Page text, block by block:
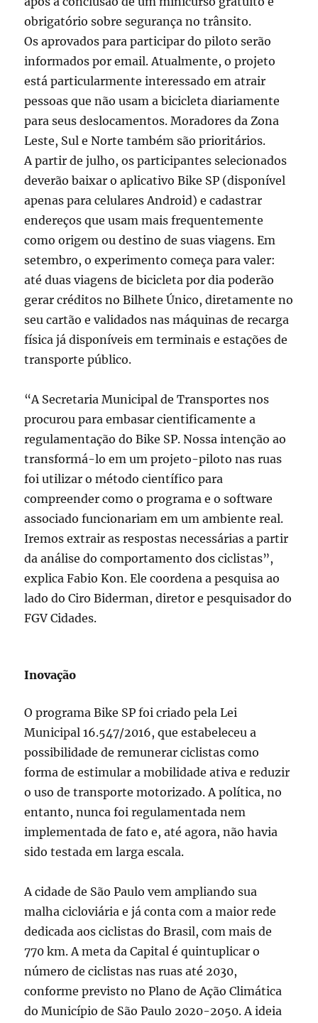
obrigatório sobre segurança no trânsito.
Os aprovados para participar do piloto serão
informados por email. Atualmente, o projeto
está particularmente interessado em atrair
pessoas que não usam a bicicleta diariamente
para seus deslocamentos. Moradores da Zona
Leste, Sul e Norte também são prioritários.
A partir de julho, os participantes selecionados
deverão baixar o aplicativo Bike SP (disponível
apenas para celulares Android) e cadastrar
endereços que usam mais frequentemente
como origem ou destino de suas viagens. Em
setembro, o experimento começa para valer:
até duas viagens de bicicleta por dia poderão
gerar créditos no Bilhete Único, diretamente no
seu cartão e validados nas máquinas de recarga
física já disponíveis em terminais e estações de
transporte público.
“A Secretaria Municipal de Transportes nos
procurou para embasar cientificamente a
regulamentação do Bike SP. Nossa intenção ao
transformá-lo em um projeto-piloto nas ruas
foi utilizar o método científico para
compreender como o programa e o software
associado funcionariam em um ambiente real.
Iremos extrair as respostas necessárias a partir
da análise do comportamento dos ciclistas”,
explica Fabio Kon. Ele coordena a pesquisa ao
lado do Ciro Biderman, diretor e pesquisador do
FGV Cidades.
Inovação
O programa Bike SP foi criado pela Lei
Municipal 16.547/2016, que estabeleceu a
possibilidade de remunerar ciclistas como
forma de estimular a mobilidade ativa e reduzir
o uso de transporte motorizado. A política, no
entanto, nunca foi regulamentada nem
implementada de fato e, até agora, não havia
sido testada em larga escala.
A cidade de São Paulo vem ampliando sua
malha cicloviária e já conta com a maior rede
dedicada aos ciclistas do Brasil, com mais de
770 km. A meta da Capital é quintuplicar o
número de ciclistas nas ruas até 2030,
conforme previsto no Plano de Ação Climática
do Município de São Paulo 2020-2050. A ideia